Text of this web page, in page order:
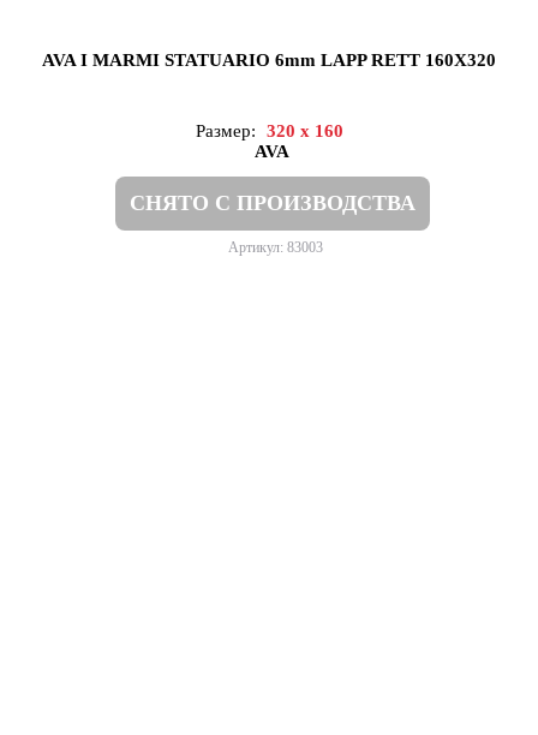
AVA I MARMI STATUARIO 6mm LAPP RETT 160X320
Размер:
320 x 160
AVA
СНЯТО С ПРОИЗВОДСТВА
Артикул: 83003